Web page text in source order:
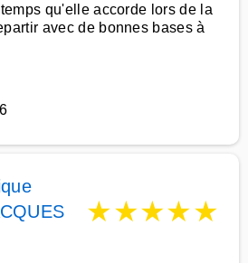
qu'elle accorde lors de la
avec de bonnes bases à
★★★★★